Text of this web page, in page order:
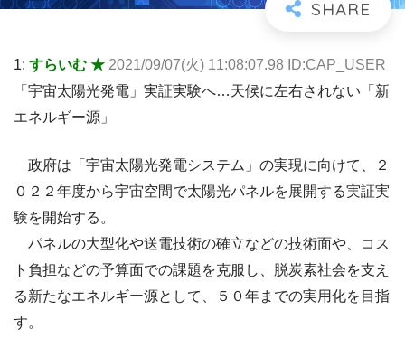
1: すらいむ ★ 2021/09/07(火) 11:08:07.98 ID:CAP_USER
「宇宙太陽光発電」実証実験へ…天候に左右されない「新
エネルギー源」
政府は「宇宙太陽光発電システム」の実現に向けて、２
０２２年度から宇宙空間で太陽光パネルを展開する実証実
験を開始する。
パネルの大型化や送電技術の確立などの技術面や、コス
ト負担などの予算面での課題を克服し、脱炭素社会を支え
る新たなエネルギー源として、５０年までの実用化を目指
す。